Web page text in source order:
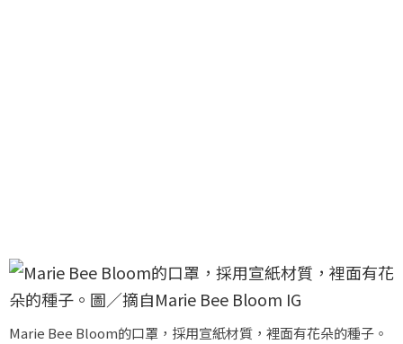
Marie Bee Bloom的口罩，採用宣紙材質，裡面有花朵的種子。